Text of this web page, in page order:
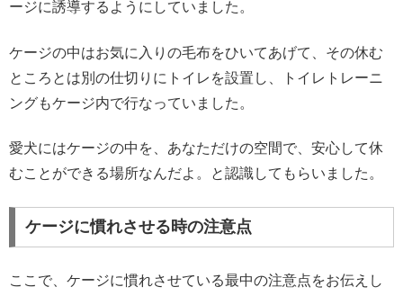
ージに誘導するようにしていました。
ケージの中はお気に入りの毛布をひいてあげて、その休む
ところとは別の仕切りにトイレを設置し、トイレトレーニ
ングもケージ内で行なっていました。
愛犬にはケージの中を、あなただけの空間で、安心して休
むことができる場所なんだよ。と認識してもらいました。
ケージに慣れさせる時の注意点
ここで、ケージに慣れさせている最中の注意点をお伝えし